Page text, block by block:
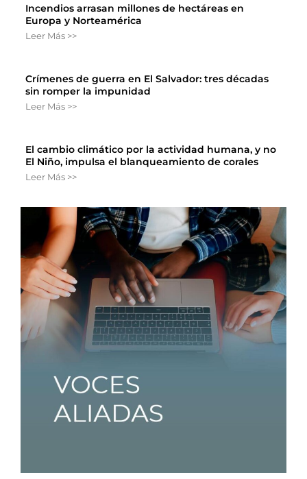
Incendios arrasan millones de hectáreas en
Europa y Norteamérica
Leer Más >>
Crímenes de guerra en El Salvador: tres décadas
sin romper la impunidad
Leer Más >>
El cambio climático por la actividad humana, y no
El Niño, impulsa el blanqueamiento de corales
Leer Más >>